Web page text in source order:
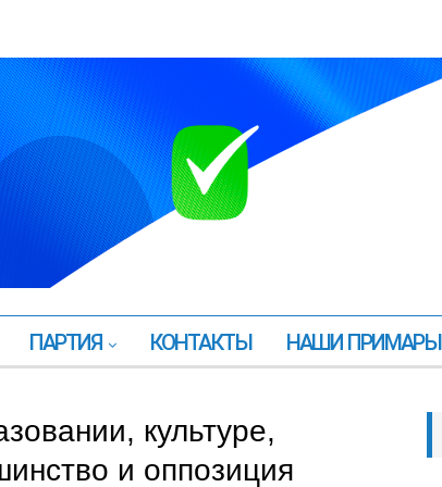
ПАРТИЯ КОНТАКТЫ НАШИ ПРИМАРЫ
культуре,
и оппозиция